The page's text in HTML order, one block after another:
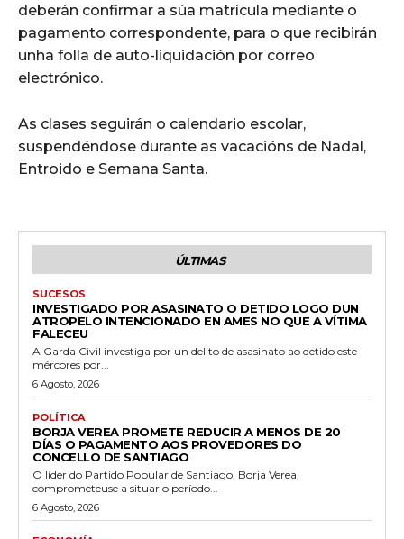
deberán confirmar a súa matrícula mediante o
pagamento correspondente, para o que recibirán
unha folla de auto-liquidación por correo
electrónico.
As clases seguirán o calendario escolar,
suspendéndose durante as vacacións de Nadal,
Entroido e Semana Santa.
ÚLTIMAS
SUCESOS
INVESTIGADO POR ASASINATO O DETIDO LOGO DUN
ATROPELO INTENCIONADO EN AMES NO QUE A VÍTIMA
FALECEU
A Garda Civil investiga por un delito de asasinato ao detido este
mércores por...
6 Agosto, 2026
POLÍTICA
BORJA VEREA PROMETE REDUCIR A MENOS DE 20
DÍAS O PAGAMENTO AOS PROVEDORES DO
CONCELLO DE SANTIAGO
O líder do Partido Popular de Santiago, Borja Verea,
comprometeuse a situar o período...
6 Agosto, 2026